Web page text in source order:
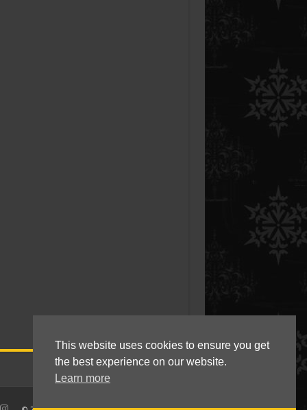
This website uses cookies to ensure you get
the best experience on our website.
Learn more